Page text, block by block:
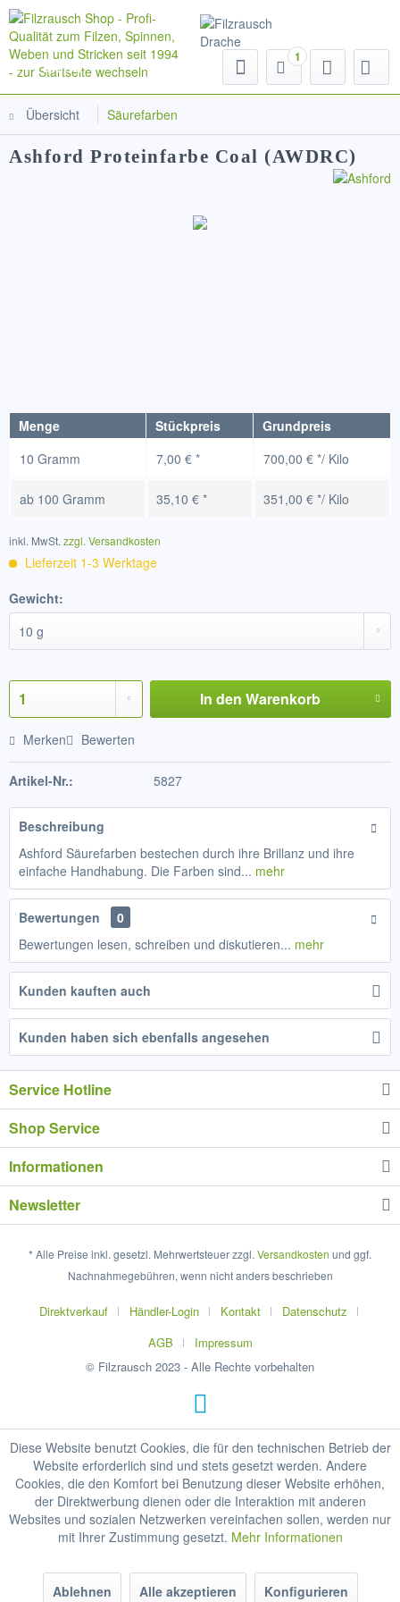
Menü 1
Übersicht Säurefarben
Ashford Proteinfarbe Coal (AWDRC)
Menge Stückpreis
Grundpreis
10 Gramm
7,00 € * 700,00 € */ Kilo
ab 100 Gramm 35,10 € * 351,00 € */ Kilo
inkl. MwSt. zzgl. Versandkosten
Lieferzeit 1-3 Werktage
Gewicht:
In den Warenkorb
Merken Bewerten
Artikel-Nr.: 5827
Beschreibung
Ashford Säurefarben bestechen durch ihre Brillanz und ihre
einfache Handhabung. Die Farben sind... mehr
Bewertungen
0
Bewertungen lesen, schreiben und diskutieren... mehr
Kunden kauften auch
Kunden haben sich ebenfalls angesehen
Service Hotline
Shop Service
Informationen
Newsletter
* Alle Preise inkl. gesetzl. Mehrwertsteuer zzgl. Versandkosten und ggf.
Nachnahmegebühren, wenn nicht anders beschrieben
Direktverkauf Händler-Login Kontakt
Datenschutz
AGB
Impressum
© Filzrausch 2023 - Alle Rechte vorbehalten
Diese Website benutzt Cookies, die für den technischen Betrieb der
Website erforderlich sind und stets gesetzt werden. Andere
Cookies, die den Komfort bei Benutzung dieser Website erhöhen,
der Direktwerbung dienen oder die Interaktion mit anderen
Websites und sozialen Netzwerken vereinfachen sollen, werden nur
mit Ihrer Zustimmung gesetzt. Mehr Informationen
Ablehnen Alle akzeptieren Konfigurieren